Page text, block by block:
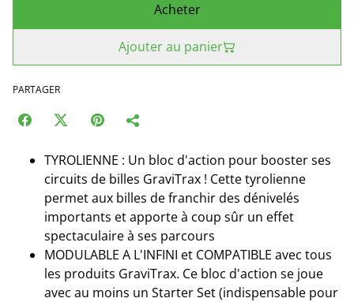
Acheter
Ajouter au panier
PARTAGER
TYROLIENNE : Un bloc d'action pour booster ses
circuits de billes GraviTrax ! Cette tyrolienne
permet aux billes de franchir des dénivelés
importants et apporte à coup sûr un effet
spectaculaire à ses parcours
MODULABLE A L'INFINI et COMPATIBLE avec tous
les produits GraviTrax. Ce bloc d'action se joue
avec au moins un Starter Set (indispensable pour